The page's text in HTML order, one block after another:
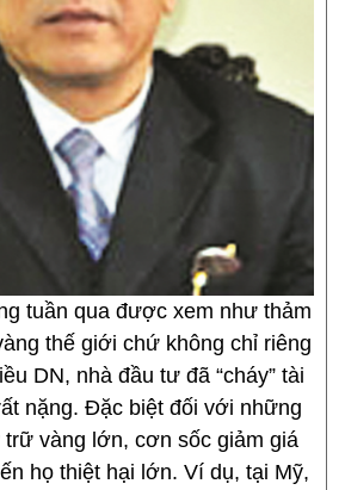
tuần qua được xem như thảm
thế giới chứ không chỉ riêng
DN, nhà đầu tư đã “cháy” tài
nặng. Đặc biệt đối với những
vàng lớn, cơn sốc giảm giá
họ thiệt hại lớn. Ví dụ, tại Mỹ,